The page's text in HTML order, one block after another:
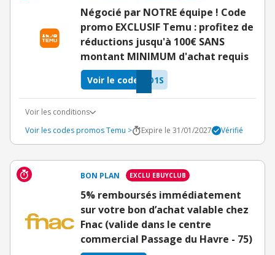
Négocié par NOTRE équipe ! Code
promo EXCLUSIF Temu : profitez de
réductions jusqu'à 100€ SANS
montant MINIMUM d'achat requis
O1S
Voir le code
Voir les conditions
Voir les codes promos Temu >
Expire le 31/01/2027 Vérifié
BON PLAN EXCLU EBUYCLUB
5% remboursés immédiatement
sur votre bon d’achat valable chez
Fnac (valide dans le centre
commercial Passage du Havre - 75)